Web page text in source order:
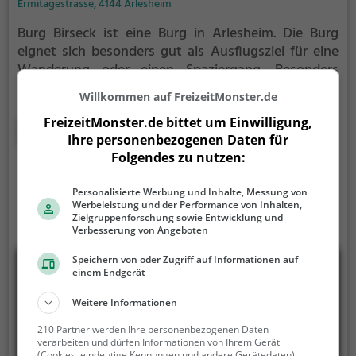
Ermitagestrasse, 4144 Arlesheim
Burg Birseck ist eine Burg in Arlesheim. Die Burg
eignet sich besonders gut als Ausflugsziel für eine
Wanderung oder einen Spaziergang. Besonders
beliebt ist sie bei Familien, Naturfreunden und
Geschichtsfans. Die historische Burg offenbart
Aspekte aus längst vergangenen Zeiten und bietet
einen kleinen Einblick in die Geschichte.
Mehr erfahren
Willkommen auf FreizeitMonster.de
FreizeitMonster.de bittet um Einwilligung,
Ihre personenbezogenen Daten für
Folgendes zu nutzen:
Personalisierte Werbung und Inhalte, Messung von
Werbeleistung und der Performance von Inhalten,
Zielgruppenforschung sowie Entwicklung und
Verbesserung von Angeboten
Speichern von oder Zugriff auf Informationen auf
einem Endgerät
Weitere Informationen
210 Partner werden Ihre personenbezogenen Daten
verarbeiten und dürfen Informationen von Ihrem Gerät